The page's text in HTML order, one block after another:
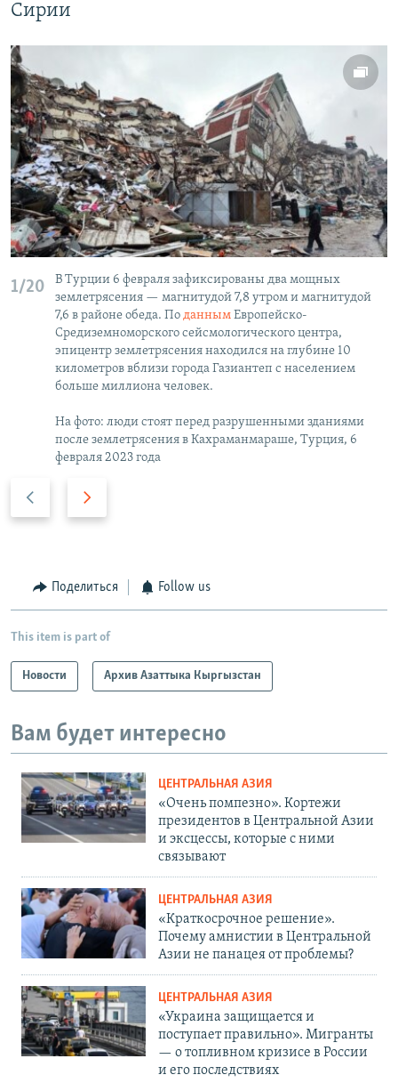
Сирии
1/20
В Турции 6 февраля зафиксированы два мощных
землетрясения — магнитудой 7,8 утром и магнитудой
7,6 в районе обеда. По данным Европейско-
Средиземноморского сейсмологического центра,
эпицентр землетрясения находился на глубине 10
километров вблизи города Газиантеп с населением
больше миллиона человек.
На фото: люди стоят перед разрушенными зданиями
после землетрясения в Кахраманмараше, Турция, 6
февраля 2023 года
s
s
l
d
e
d
e
Поделиться Follow us
This item is part of
Новости Архив Азаттыка Кыргызстан
Вам будет интересно
ЦЕНТРАЛЬНАЯ АЗИЯ
«Очень помпезно». Кортежи
президентов в Центральной Азии
и эксцессы, которые с ними
связывают
ЦЕНТРАЛЬНАЯ АЗИЯ
«Краткосрочное решение».
Почему амнистии в Центральной
Азии не панацея от проблемы?
ЦЕНТРАЛЬНАЯ АЗИЯ
«Украина защищается и
поступает правильно». Мигранты
— о топливном кризисе в России
и его последствиях